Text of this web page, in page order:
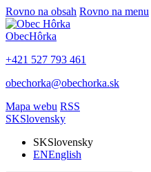
Rovno na obsah Rovno na menu
ObecHôrka
+421 527 793 461
obechorka@obechorka.sk
Mapa webu RSS
SKSlovensky
SKSlovensky
ENEnglish